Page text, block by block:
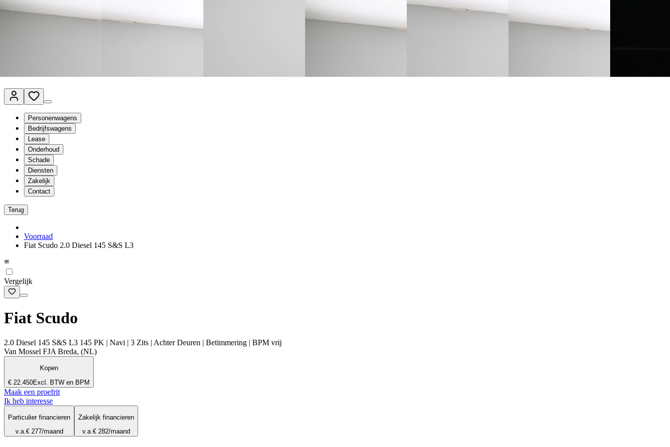
Van Mossel Automotive Group
Personenwagens
Bedrijfswagens
Lease
Onderhoud
Schade
Diensten
Zakelijk
Contact
Terug
Voorraad
Fiat Scudo 2.0 Diesel 145 S&S L3
Vergelijk
Fiat Scudo
2.0 Diesel 145 S&S L3 145 PK | Navi | 3 Zits | Achter Deuren | Betimmering | BPM vrij
Van Mossel FJA Breda, (NL)
Kopen
€ 22.450Excl. BTW en BPM
Maak een proefrit
Ik heb interesse
Particulier financieren
v.a.€ 277/maand
Zakelijk financieren
v.a.€ 282/maand